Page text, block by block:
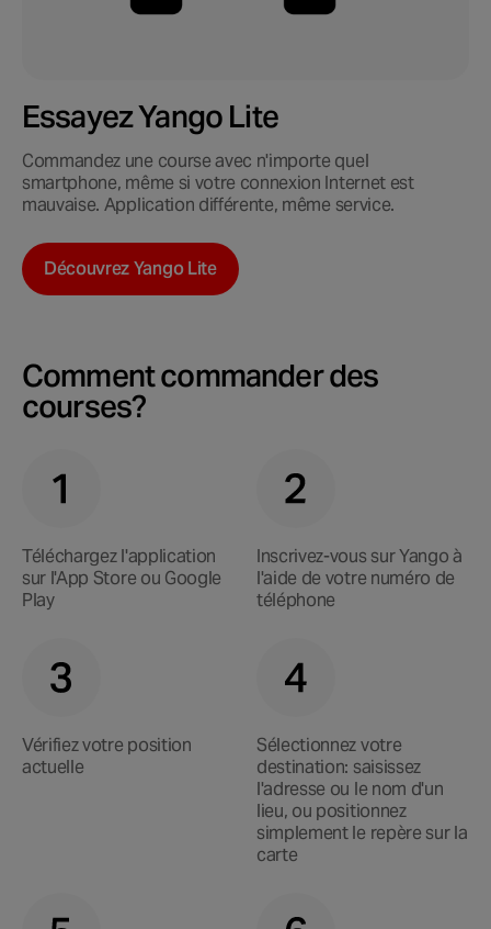
Essayez Yango Lite
Commandez une course avec n'importe quel
smartphone, même si votre connexion Internet est
mauvaise. Application différente, même service.
Découvrez Yango Lite
Comment commander des
courses?
Téléchargez l'application
sur l'App Store ou Google
Play
Inscrivez-vous sur Yango à
l'aide de votre numéro de
téléphone
Vérifiez votre position
actuelle
Sélectionnez votre
destination: saisissez
l'adresse ou le nom d'un
lieu, ou positionnez
simplement le repère sur la
carte